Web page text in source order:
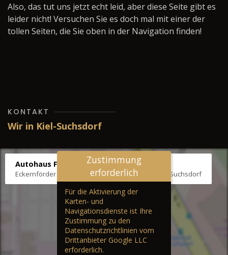
Also, das tut uns jetzt echt leid, aber diese Seite gibt es
leider nicht! Versuchen Sie es doch mal mit einer der
tollen Seiten, die Sie oben in der Navigation finden!
KONTAKT
Wir in Kiel-Suchsdorf
Autohaus Fräter
Eckernförder Str. /Klausbrooker Weg 1, 24107 Kiel-Suchsdorf
Zustimmung
erforderlich
Für die Aktivierung der
Karten- und
Navigationsdienste ist Ihre
Zustimmung zu den
Datenschutzrichtlinien vom
Drittanbieter Google LLC
erforderlich.